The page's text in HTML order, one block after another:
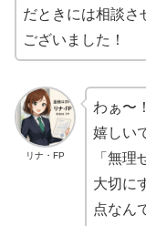
だときには相談さ
ございました！
リナ・FP
わぁ〜
嬉しい
「無
大切に
点なん